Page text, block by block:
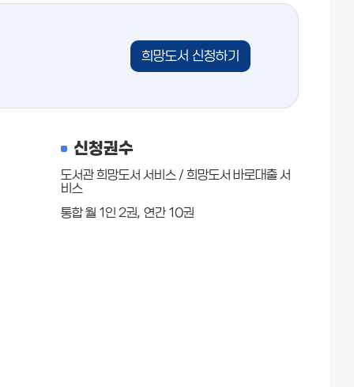
희망도서 신청하기
신청권수
도서관 희망도서 서비스 / 희망도서 바로대출 서
비스
통합 월 1인 2권, 연간 10권